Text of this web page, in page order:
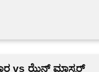
vs ಝೆನ್ ಮಾಸ್ಟರ್